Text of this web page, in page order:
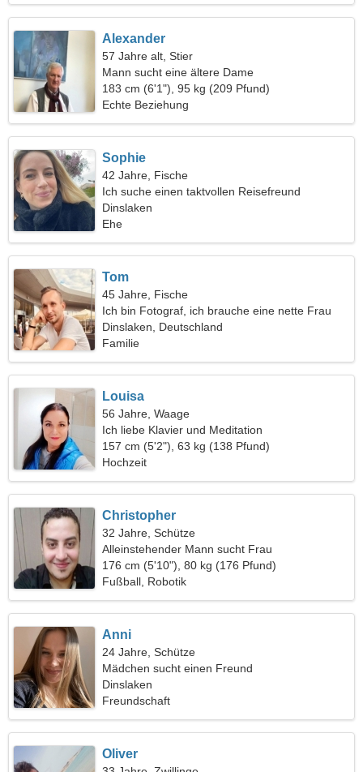
Alexander
57 Jahre alt, Stier
Mann sucht eine ältere Dame
183 cm (6'1"), 95 kg (209 Pfund)
Echte Beziehung
Sophie
42 Jahre, Fische
Ich suche einen taktvollen Reisefreund
Dinslaken
Ehe
Tom
45 Jahre, Fische
Ich bin Fotograf, ich brauche eine nette Frau
Dinslaken, Deutschland
Familie
Louisa
56 Jahre, Waage
Ich liebe Klavier und Meditation
157 cm (5'2"), 63 kg (138 Pfund)
Hochzeit
Christopher
32 Jahre, Schütze
Alleinstehender Mann sucht Frau
176 cm (5'10"), 80 kg (176 Pfund)
Fußball, Robotik
Anni
24 Jahre, Schütze
Mädchen sucht einen Freund
Dinslaken
Freundschaft
Oliver